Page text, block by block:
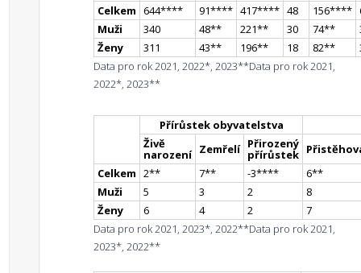
Celkem 644**** 91**** 417**** 48 156****
Muži
340 48** 221** 30 74**
Ženy
311 43** 196** 18 82**
Data pro rok 2021, 2022*, 2023**Data pro rok 2021,
2022*, 2023**
Přírůstek obyvatelstva
Živě
narození Zemřelí Přirozený
přírůstek
Celkem 2** 7** -3**** 6**
Muži
5 3 2
8
Ženy
6 4 2
7
Data pro rok 2021, 2023*, 2022**Data pro rok 2021,
2023*, 2022**